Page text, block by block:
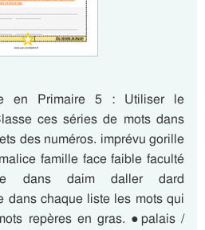
en Primaire 5 : Utiliser le
ces séries de mots dans
des numéros. imprévu gorille
famille face faible faculté
dans daim daller dard
dans chaque liste les mots qui
repères en gras. ●palais /